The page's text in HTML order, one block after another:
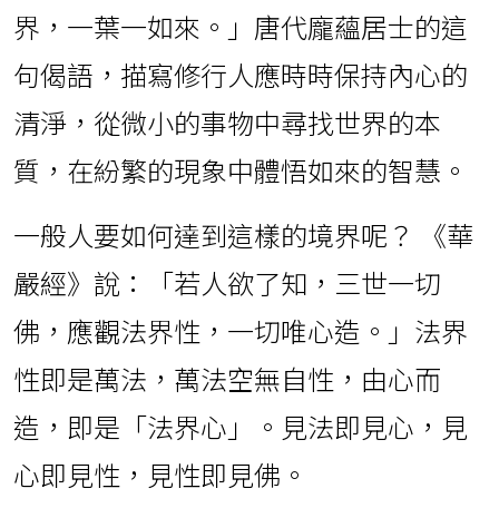
界，一葉一如來。」唐代龐蘊居士的這
句偈語，描寫修行人應時時保持內心的
清淨，從微小的事物中尋找世界的本
質，在紛繁的現象中體悟如來的智慧。
一般人要如何達到這樣的境界呢？ 《華
嚴經》說：「若人欲了知，三世一切
佛，應觀法界性，一切唯心造。」法界
性即是萬法，萬法空無自性，由心而
造，即是「法界心」。見法即見心，見
心即見性，見性即見佛。